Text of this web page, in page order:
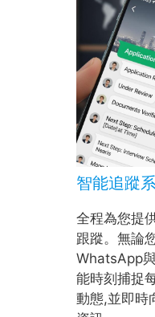
智能追蹤
全程為您提
跟蹤。無論
WhatsApp
能時刻捕捉
動態,並即時